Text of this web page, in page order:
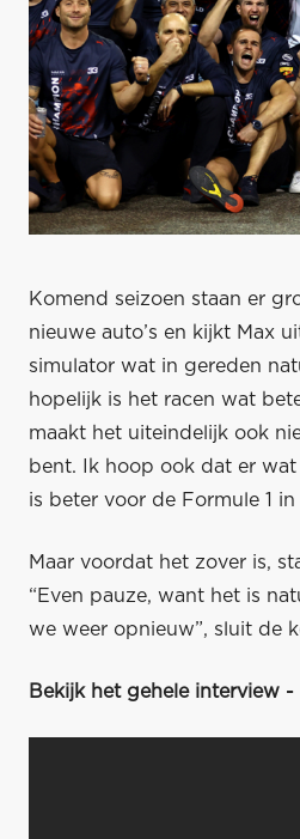
Komend seizoen staan er
nieuwe auto’s en kijkt Max
simulator wat in gereden
hopelijk is het racen wat
maakt het uiteindelijk ook
bent. Ik hoop ook dat er
is beter voor de Formule 1 in
Maar voordat het zover is,
“Even pauze, want het is
we weer opnieuw”, sluit de
Bekijk het gehele interview